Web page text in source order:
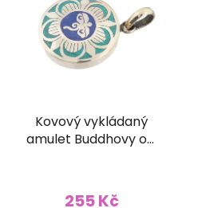
Kovový vykládaný
amulet Buddhovy oči
255 Kč